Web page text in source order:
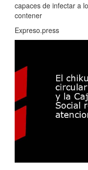
capaces de infectar a
contener
Expreso.press